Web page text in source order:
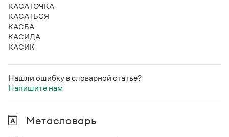
КАСАТОЧКА
КАСАТЬСЯ
КАСБА
КАСИДА
КАСИК
Нашли ошибку в словарной статье?
Напишите нам
Метасловарь